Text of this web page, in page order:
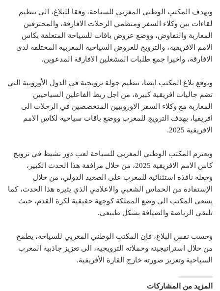
ويهدف المكتب الوطني المغربي للسياحة، وفقا للبلاغ، الى تنظيم
لقاءات بين وكلاء السفر ومنظمي الرحلات الافارقة، والمحترفين
المغاربة والتفاوض، ووضع عروض باقات للسياحة المتعلقة بكاس
الامم الافريقية، والترويج للعروض السياحية المغربية المختلفة لدى
الافارقة، واخيرا جمع طلبات المشغلين الافارقة المدعوين.
وتوقع بلاغ المكتب ايضا، تنظيم جولة ترويجية في الدول الأوروبية التي
تضم جاليات افريقية كبيرة، من اجل ربط الفاعلين السياحيين
المغاربة مع وكلاء السفر الاوروبيين المتخصصين في الرحلات الى
افريقيا، بهدف الترويج للمغرب ووضع باقات سياحية لكاس الامم
الافريقية 2025.
ويعتزم المكتب الوطني المغربي للسياحة لعب دور نشيط في ترويج
كاس الامم الافريقية 2025، من خلال مرافقة هذا الحدث الكبير،
وجعله نافذة استثنائية للمغرب على الصعيد الدولي، من خلال
الإستفادة من الحماس الشعبي والاعلامي الذي يثيره هذا الحدث، كما
يسعى المكتب الى وضع المملكة كوجهة حقيقية لكرة القدم، حيث
تلتقي الرياضة والضيافة بشكل طبيعي.
وحسب نفس البلاغ، فإن المكتب الوطني المغربي للسياحة، يطمح
من خلال استراتيجيته وحملاته الترويجية، الى تعزيز جاذبية المغرب
السياحية وتعزيز صورته خارج القارة الأفريقية.
المزيد من المشاركات